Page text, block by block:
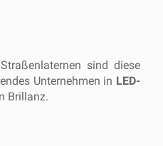
sind diese
Unternehmen in LED-
Brillanz.